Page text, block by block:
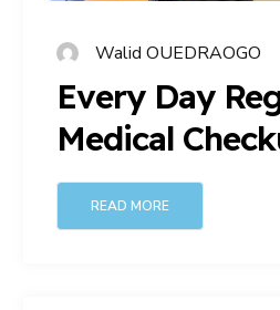
Walid OUEDRAOGO
Every Day
Medical
READ MORE